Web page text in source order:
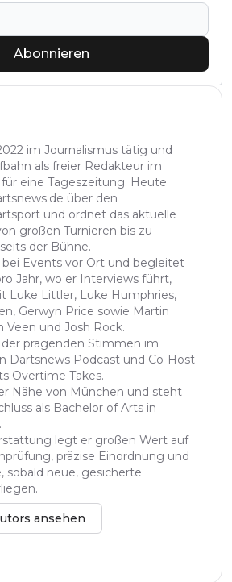
Abonnieren
im Journalismus tätig und
als freier Redakteur im
für eine Tageszeitung. Heute
über den
und ordnet das aktuelle
großen Turnieren bis zu
der Bühne.
Events vor Ort und begleitet
Jahr, wo er Interviews führt,
Luke Littler, Luke Humphries,
Gerwyn Price sowie Martin
Veen und Josh Rock.
prägenden Stimmen im
Dartsnews Podcast und Co-Host
Overtime Takes.
Nähe von München und steht
als Bachelor of Arts in
legt er großen Wert auf
präzise Einordnung und
sobald neue, gesicherte
ansehen